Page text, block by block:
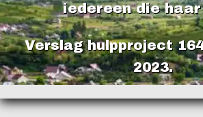
iedereen die
Verslag hulpproject
2023.